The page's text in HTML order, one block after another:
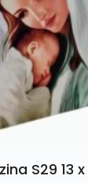
S29 13 x